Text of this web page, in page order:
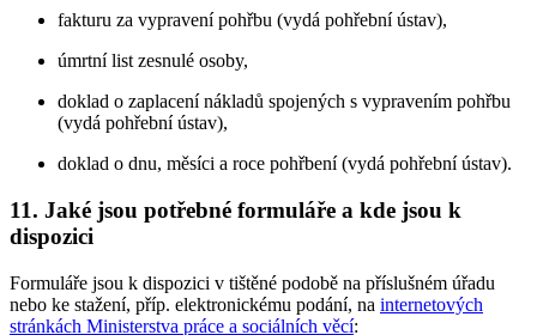
fakturu za vypravení pohřbu (vydá pohřební ústav),
úmrtní list zesnulé osoby,
doklad o zaplacení nákladů spojených s vypravením pohřbu
(vydá pohřební ústav),
doklad o dnu, měsíci a roce pohřbení (vydá pohřební ústav).
11. Jaké jsou potřebné formuláře a kde jsou k
dispozici
Formuláře jsou k dispozici v tištěné podobě na příslušném úřadu
nebo ke stažení, příp. elektronickému podání, na internetových
stránkách Ministerstva práce a sociálních věcí: